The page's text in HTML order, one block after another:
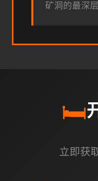
矿洞的最深
🛏️
立即获